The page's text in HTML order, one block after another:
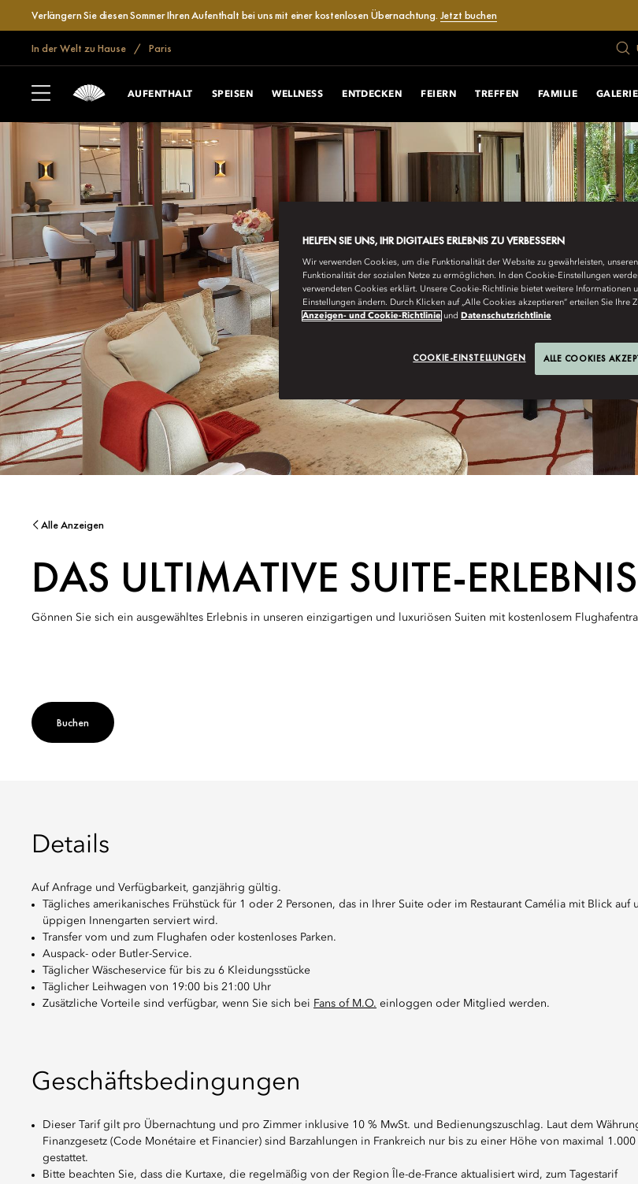
Verlängern Sie diesen Sommer Ihren Aufenthalt bei uns mit einer kostenlosen Übernachtung. Jetzt buchen
In der Welt zu Hause Paris
AUFENTHALT SPEISEN WELLNESS ENTDECKEN FEIERN TREFFEN FAMILIE GALERIE
Alle Anzeigen
DAS ULTIMATIVE SUITE-ERLEBNIS
Gönnen Sie sich ein ausgewähltes Erlebnis in unseren einzigartigen und luxuriösen Suiten mit kostenlosem
Buchen
Details
Auf Anfrage und Verfügbarkeit, ganzjährig gültig.
Tägliches amerikanisches Frühstück für 1 oder 2 Personen, das in Ihrer Suite oder im Restaurant Camélia mit Blick auf
üppigen Innengarten serviert wird.
Transfer vom und zum Flughafen oder kostenloses Parken.
Auspack- oder Butler-Service.
Täglicher Wäscheservice für bis zu 6 Kleidungsstücke
Täglicher Leihwagen von 19:00 bis 21:00 Uhr
Zusätzliche Vorteile sind verfügbar, wenn Sie sich bei Fans of M.O. einloggen oder Mitglied werden.
Geschäftsbedingungen
Dieser Tarif gilt pro Übernachtung und pro Zimmer inklusive 10 % MwSt. und Bedienungszuschlag. Laut dem
Finanzgesetz (Code Monétaire et Financier) sind Barzahlungen in Frankreich nur bis zu einer Höhe von maximal 1.000
gestattet.
Bitte beachten Sie, dass die Kurtaxe, die regelmäßig von der Region Île-de-France aktualisiert wird, zum Tagestarif
HELFEN SIE UNS, IHR DIGITALES ERLEBNIS ZU VERBESSERN
Wir verwenden Cookies, um die Funktionalität der Website zu gewährleisten,
Funktionalität der sozialen Netze zu ermöglichen. In den Cookie-Einstellungen
verwendeten Cookies erklärt. Unsere Cookie-Richtlinie bietet weitere Informationen
Einstellungen ändern. Durch Klicken auf „Alle Cookies akzeptieren“ erteilen Sie Ihre
Anzeigen- und Cookie-Richtlinie und Datenschutzrichtlinie
COOKIE-EINSTELLUNGEN ALLE COOKIES